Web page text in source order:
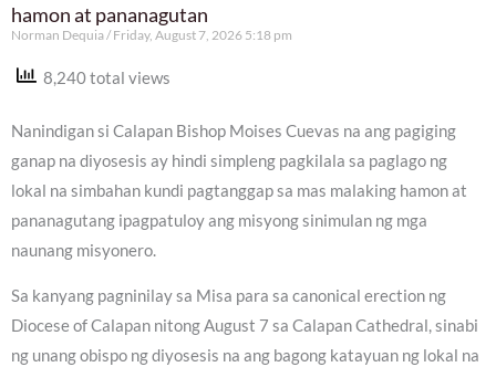
hamon at pananagutan
Norman Dequia Friday, August 7, 2026 5:18 pm
8,240 total views
Nanindigan si Calapan Bishop Moises Cuevas na ang pagiging
ganap na diyosesis ay hindi simpleng pagkilala sa paglago ng
lokal na simbahan kundi pagtanggap sa mas malaking hamon at
pananagutang ipagpatuloy ang misyong sinimulan ng mga
naunang misyonero.
Sa kanyang pagninilay sa Misa para sa canonical erection ng
Diocese of Calapan nitong August 7 sa Calapan Cathedral, sinabi
ng unang obispo ng diyosesis na ang bagong katayuan ng lokal na